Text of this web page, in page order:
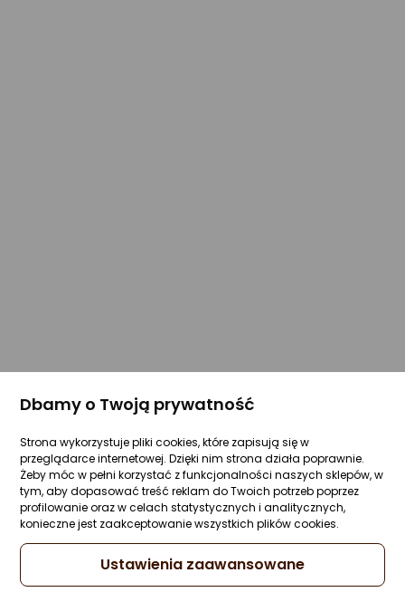
Dbamy o Twoją prywatność
Strona wykorzystuje pliki cookies, które zapisują się w
przeglądarce internetowej. Dzięki nim strona działa poprawnie.
Żeby móc w pełni korzystać z funkcjonalności naszych sklepów, w
tym, aby dopasować treść reklam do Twoich potrzeb poprzez
profilowanie oraz w celach statystycznych i analitycznych,
konieczne jest zaakceptowanie wszystkich plików cookies.
Ustawienia zaawansowane